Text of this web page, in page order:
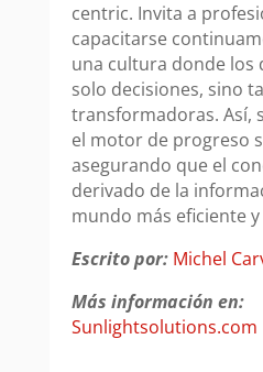
centric. Invita a
capacitarse
una cultura donde los
solo decisiones, sino
transformadoras. Así,
el motor de progreso
asegurando que el
derivado de la
mundo más eficiente
Escrito por: Michel
Más información en:
Sunlightsolutions.com